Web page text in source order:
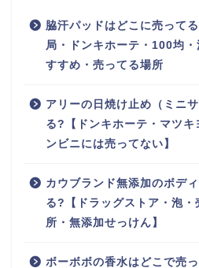
脇汗パッドはどこに売って
局・ドンキホーテ・100均
すすめ・売ってる場所
アリーの日焼け止め（ミニ
る?【ドンキホーテ・マツキ
ンビニには売ってない】
カウブランド無添加のボデ
る?【ドラッグストア・泡
所・無添加せっけん】
ボーボボの香水はどこで売